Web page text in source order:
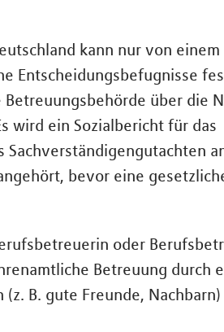
kann nur von einem
Entscheidungsbefugnisse
über die
wird ein Sozialbericht für das
bevor eine
oder
Betreuung durch
B. gute Freunde,